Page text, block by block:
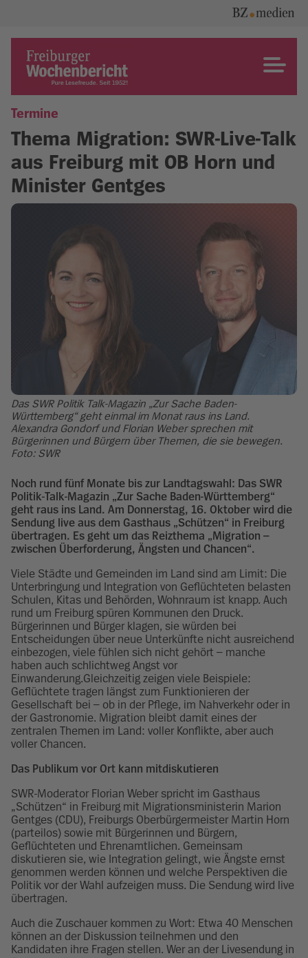
content
Freiburger Wochenbericht
Termine
Thema Migration: SWR-Live-Talk
aus Freiburg mit OB Horn und
Minister Gentges
Das SWR Politik Talk-Magazin „Zur Sache Baden-
Württemberg“ geht einmal im Monat raus ins Land.
Alexandra Gondorf und Florian Weber sprechen mit
Bürgerinnen und Bürgern über Themen, die sie bewegen.
Foto: SWR
Noch rund fünf Monate bis zur Landtagswahl: Das SWR
Politik-Talk-Magazin „Zur Sache Baden-Württemberg“
geht raus ins Land. Am Donnerstag, 16. Oktober wird die
Sendung live aus dem Gasthaus „Schützen“ in Freiburg
übertragen. Es geht um das Reizthema „Migration –
zwischen Überforderung, Ängsten und Chancen“.
Viele Städte und Gemeinden im Land sind am Limit: Die
Unterbringung und Integration von Geflüchteten belasten
Schulen, Kitas und Behörden, Wohnraum ist knapp. Auch
rund um Freiburg spüren Kommunen den Druck.
Bürgerinnen und Bürger klagen, sie würden bei
Entscheidungen über neue Unterkünfte nicht ausreichend
einbezogen, viele fühlen sich nicht gehört – manche
haben auch schlichtweg Angst vor
Einwanderung.Gleichzeitig zeigen viele Beispiele:
Geflüchtete tragen längst zum Funktionieren der
Gesellschaft bei – ob in der Pflege, im Nahverkehr oder in
der Gastronomie. Migration bleibt damit eines der
zentralen Themen im Land: voller Konflikte, aber auch
voller Chancen.
Das Publikum vor Ort kann mitdiskutieren
SWR-Moderator Florian Weber spricht im Gasthaus
„Schützen“ in Freiburg mit Migrationsministerin Marion
Gentges (CDU), Freiburgs Oberbürgermeister Martin Horn
(parteilos) sowie mit Bürgerinnen und Bürgern,
Geflüchteten und Ehrenamtlichen. Gemeinsam
diskutieren sie, wie Integration gelingt, wie Ängste ernst
genommen werden können und welche Perspektiven die
Politik vor der Wahl aufzeigen muss. Die Sendung wird live
übertragen.
Auch die Zuschauer kommen zu Wort: Etwa 40 Menschen
können an der Diskussion teilnehmen und den
Kandidaten ihre Fragen stellen. Wer an der Livesendung in